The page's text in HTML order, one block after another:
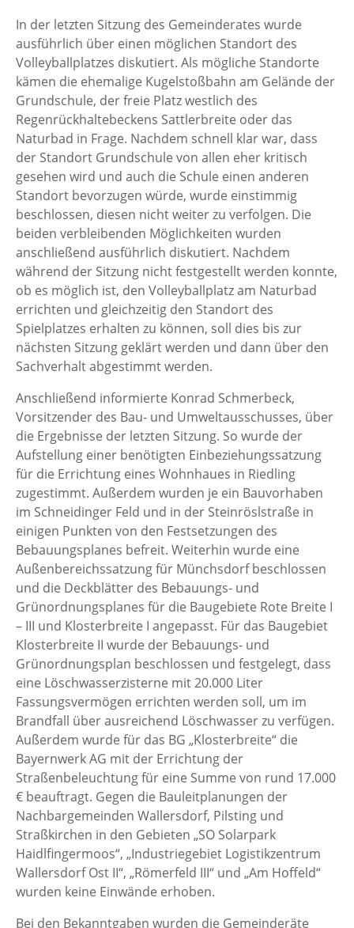
In der letzten Sitzung des Gemeinderates wurde
ausführlich über einen möglichen Standort des
Volleyballplatzes diskutiert. Als mögliche Standorte
kämen die ehemalige Kugelstoßbahn am Gelände der
Grundschule, der freie Platz westlich des
Regenrückhaltebeckens Sattlerbreite oder das
Naturbad in Frage. Nachdem schnell klar war, dass
der Standort Grundschule von allen eher kritisch
gesehen wird und auch die Schule einen anderen
Standort bevorzugen würde, wurde einstimmig
beschlossen, diesen nicht weiter zu verfolgen. Die
beiden verbleibenden Möglichkeiten wurden
anschließend ausführlich diskutiert. Nachdem
während der Sitzung nicht festgestellt werden konnte,
ob es möglich ist, den Volleyballplatz am Naturbad
errichten und gleichzeitig den Standort des
Spielplatzes erhalten zu können, soll dies bis zur
nächsten Sitzung geklärt werden und dann über den
Sachverhalt abgestimmt werden.
Anschließend informierte Konrad Schmerbeck,
Vorsitzender des Bau- und Umweltausschusses, über
die Ergebnisse der letzten Sitzung. So wurde der
Aufstellung einer benötigten Einbeziehungssatzung
für die Errichtung eines Wohnhaues in Riedling
zugestimmt. Außerdem wurden je ein Bauvorhaben
im Schneidinger Feld und in der Steinröslstraße in
einigen Punkten von den Festsetzungen des
Bebauungsplanes befreit. Weiterhin wurde eine
Außenbereichssatzung für Münchsdorf beschlossen
und die Deckblätter des Bebauungs- und
Grünordnungsplanes für die Baugebiete Rote Breite I
– III und Klosterbreite I angepasst. Für das Baugebiet
Klosterbreite II wurde der Bebauungs- und
Grünordnungsplan beschlossen und festgelegt, dass
eine Löschwasserzisterne mit 20.000 Liter
Fassungsvermögen errichten werden soll, um im
Brandfall über ausreichend Löschwasser zu verfügen.
Außerdem wurde für das BG „Klosterbreite“ die
Bayernwerk AG mit der Errichtung der
Straßenbeleuchtung für eine Summe von rund 17.000
€ beauftragt. Gegen die Bauleitplanungen der
Nachbargemeinden Wallersdorf, Pilsting und
Straßkirchen in den Gebieten „SO Solarpark
Haidlfingermoos“, „Industriegebiet Logistikzentrum
Wallersdorf Ost II“, „Römerfeld III“ und „Am Hoffeld“
wurden keine Einwände erhoben.
Bei den Bekanntgaben wurden die Gemeinderäte